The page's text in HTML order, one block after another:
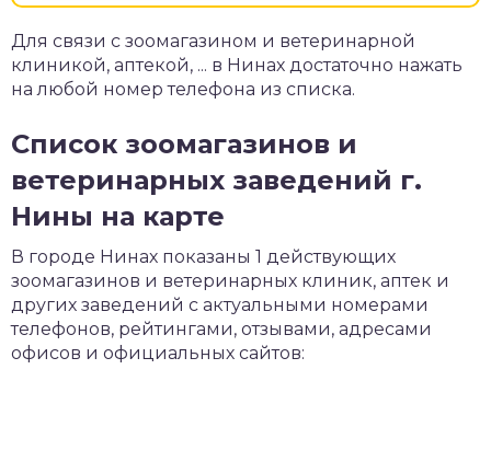
Для связи с зоомагазином и ветеринарной
клиникой, аптекой, ... в Нинах достаточно нажать
на любой номер телефона из списка.
Список зоомагазинов и
ветеринарных заведений г.
Нины на карте
В городе Нинах показаны 1 действующих
зоомагазинов и ветеринарных клиник, аптек и
других заведений с актуальными номерами
телефонов, рейтингами, отзывами, адресами
офисов и официальных сайтов: